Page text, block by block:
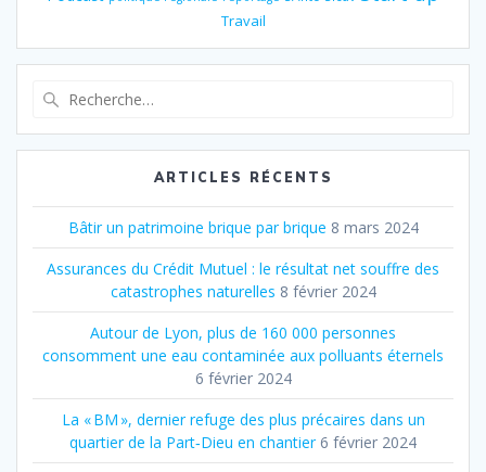
Travail
:
ARTICLES RÉCENTS
Bâtir un patrimoine brique par brique 8 mars 2024
Assurances du Crédit Mutuel : le résultat net souffre des
catastrophes naturelles 8 février 2024
Autour de Lyon, plus de 160 000 personnes
consomment une eau contaminée aux polluants éternels
6 février 2024
La « BM », dernier refuge des plus précaires dans un
quartier de la Part‐Dieu en chantier 6 février 2024